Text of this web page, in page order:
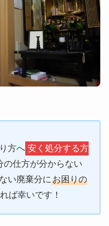
方へ 安く処分する方
の仕方が分からない
い廃棄分にお困りの
ば幸いです！